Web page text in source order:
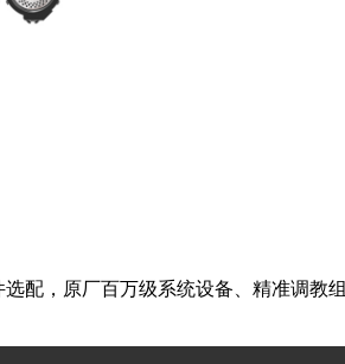
配，原厂百万级系统设备、精准调教组